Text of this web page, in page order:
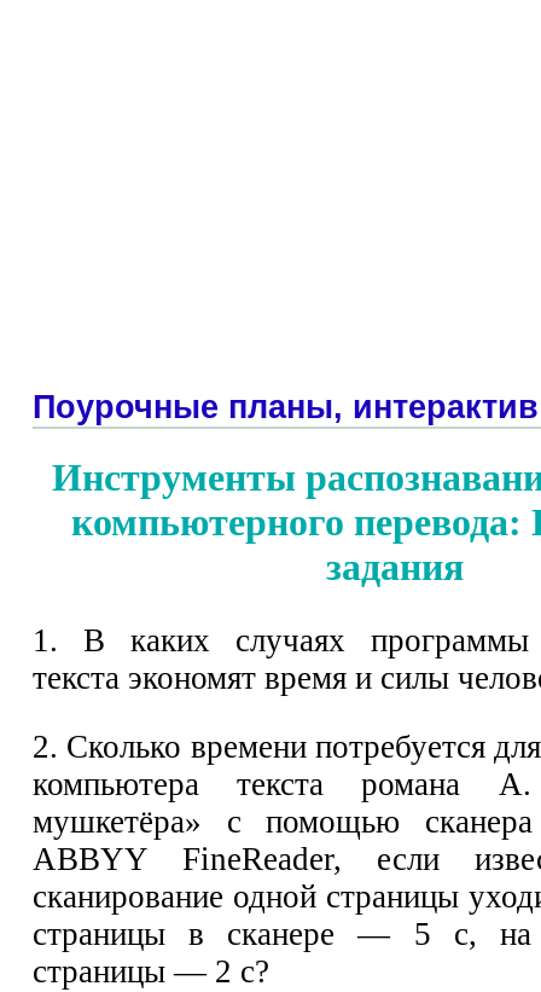
Поурочные планы, интерактив
Инструменты
компьютерного
задания
1. В каких случаях программы
текста экономят время и силы
2. Сколько времени потребуется
компьютера текста романа
мушкетёра» с помощью
ABBYY FineReader, если
сканирование одной страницы
страницы в сканере — 5 с, на
страницы — 2 с?